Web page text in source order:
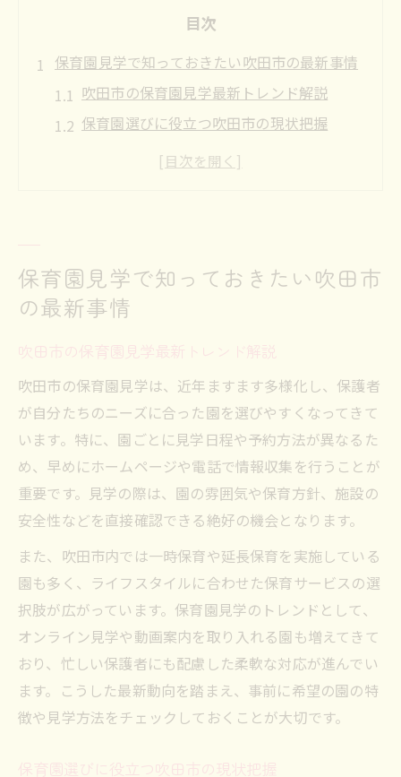
目次
保育園見学で知っておきたい吹田市の最新事情
吹田市の保育園見学最新トレンド解説
保育園選びに役立つ吹田市の現状把握
保育園見学時に注目したい吹田市の特徴
保育園見学の基本的な流れと安心ポイント
初めての保育園見学で気をつけたい点
家族で保育園見学を進める際の注意事項
後悔しない保育園選びのポイントを押さえ
る
見学時に確認したい保育園の保育方針
吹田市で人気の保育園特徴と選び方
保育園見学を活かした比較検討のコツ
保育園利用調整の仕組みと選択の工夫
安心して保育園見学を進めたい方へのコツ
保育園見学で不安を解消する具体策
吹田市保育園見学時の事前準備の重要性
保育園スタッフとの円滑なコミュニケーシ
保育園見学で知っておきたい吹田市
の最新事情
吹田市の保育園見学最新トレンド解説
吹田市の保育園見学は、近年ますます多様化し、保護者
が自分たちのニーズに合った園を選びやすくなってきて
います。特に、園ごとに見学日程や予約方法が異なるた
め、早めにホームページや電話で情報収集を行うことが
重要です。見学の際は、園の雰囲気や保育方針、施設の
安全性などを直接確認できる絶好の機会となります。
また、吹田市内では一時保育や延長保育を実施している
園も多く、ライフスタイルに合わせた保育サービスの選
択肢が広がっています。保育園見学のトレンドとして、
オンライン見学や動画案内を取り入れる園も増えてきて
おり、忙しい保護者にも配慮した柔軟な対応が進んでい
ます。こうした最新動向を踏まえ、事前に希望の園の特
徴や見学方法をチェックしておくことが大切です。
保育園選びに役立つ吹田市の現状把握